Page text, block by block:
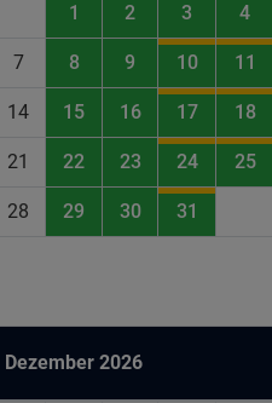
1 2 3 4
7 8 9 10 11
14 15 16 17 18
21 22 23 24 25
28 29 30 31
Dezember 2026